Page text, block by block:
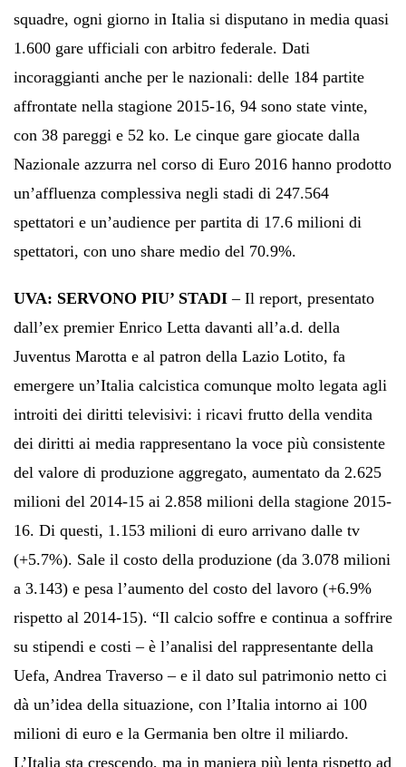
squadre, ogni giorno in Italia si disputano in media quasi
1.600 gare ufficiali con arbitro federale. Dati
incoraggianti anche per le nazionali: delle 184 partite
affrontate nella stagione 2015-16, 94 sono state vinte,
con 38 pareggi e 52 ko. Le cinque gare giocate dalla
Nazionale azzurra nel corso di Euro 2016 hanno prodotto
un’affluenza complessiva negli stadi di 247.564
spettatori e un’audience per partita di 17.6 milioni di
spettatori, con uno share medio del 70.9%.
UVA: SERVONO PIU’ STADI – Il report, presentato
dall’ex premier Enrico Letta davanti all’a.d. della
Juventus Marotta e al patron della Lazio Lotito, fa
emergere un’Italia calcistica comunque molto legata agli
introiti dei diritti televisivi: i ricavi frutto della vendita
dei diritti ai media rappresentano la voce più consistente
del valore di produzione aggregato, aumentato da 2.625
milioni del 2014-15 ai 2.858 milioni della stagione 2015-
16. Di questi, 1.153 milioni di euro arrivano dalle tv
(+5.7%). Sale il costo della produzione (da 3.078 milioni
a 3.143) e pesa l’aumento del costo del lavoro (+6.9%
rispetto al 2014-15). “Il calcio soffre e continua a soffrire
su stipendi e costi – è l’analisi del rappresentante della
Uefa, Andrea Traverso – e il dato sul patrimonio netto ci
dà un’idea della situazione, con l’Italia intorno ai 100
milioni di euro e la Germania ben oltre il miliardo.
L’Italia sta crescendo, ma in maniera più lenta rispetto ad